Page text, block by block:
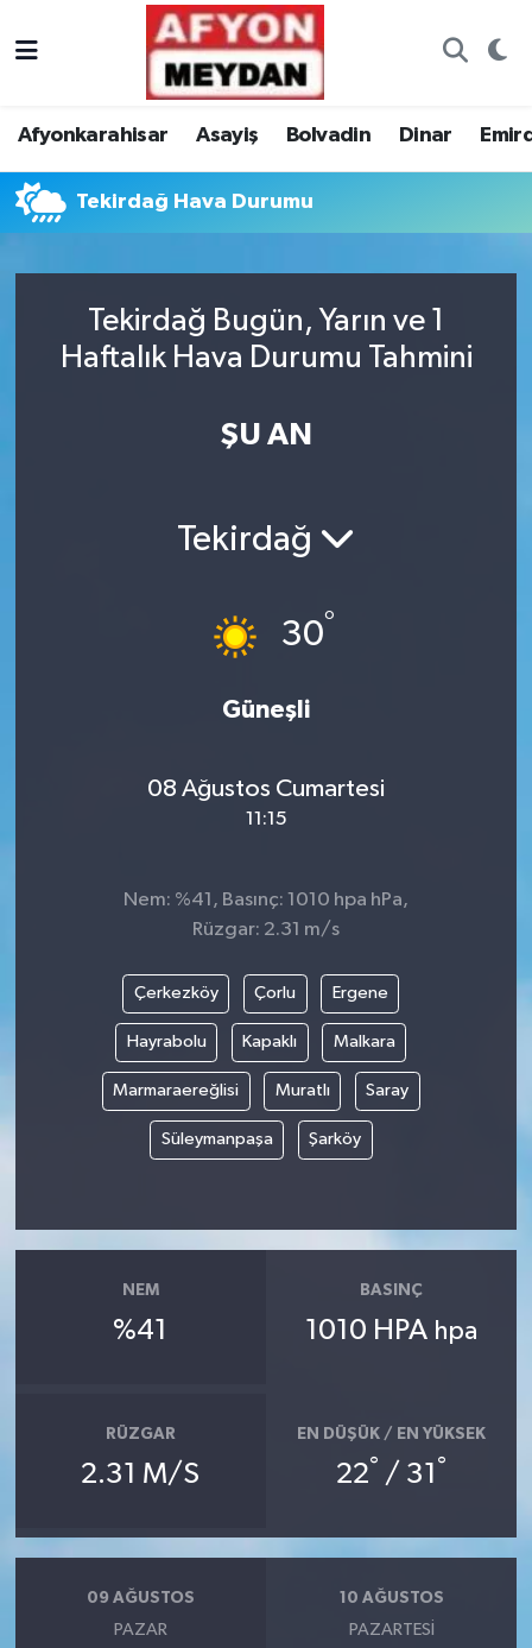
Afyonkarahisar Asayiş Bolvadin Dinar
Tekirdağ Hava Durumu
Tekirdağ Bugün, Yarın ve 1
Haftalık Hava Durumu Tahmini
ŞU AN
Tekirdağ
30°
Güneşli
08 Ağustos Cumartesi
11:15
Nem: %41, Basınç: 1010 hpa hPa,
Rüzgar: 2.31 m/s
Çerkezköy Çorlu Ergene
Hayrabolu Kapaklı Malkara
Marmaraereğlisi Muratlı Saray
Süleymanpaşa Şarköy
NEM
%41
BASINÇ
1010 HPA hpa
RÜZGAR
2.31 M/S
EN DÜŞÜK / EN YÜKSEK
22° / 31 °
09 AĞUSTOS
PAZAR
10 AĞUSTOS
PAZARTESI
Nöbetçi Eczaneler
Trafik Durumu
Süper Lig Puan Durumu ve Fikstür
Tüm Manşetler